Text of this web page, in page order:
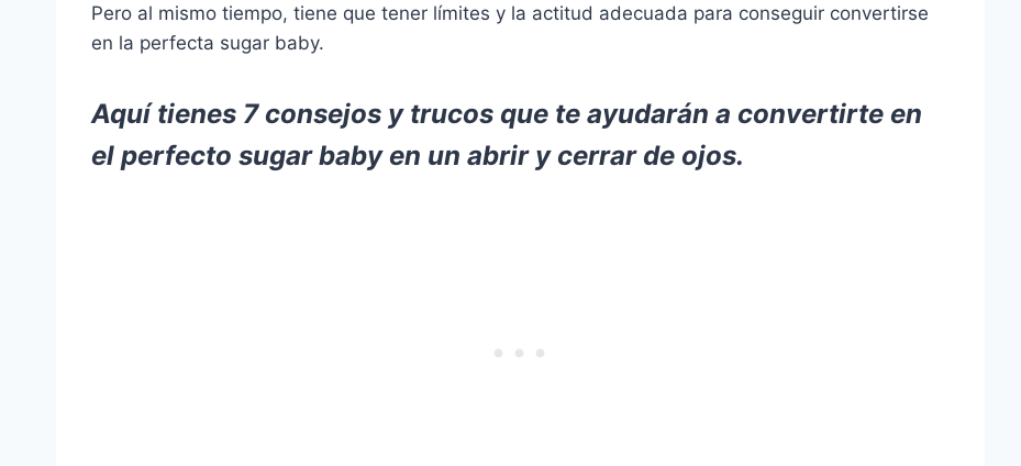
Pero al mismo tiempo, tiene que tener límites y la actitud adecuada para conseguir convertirse
en la perfecta sugar baby.
Aquí tienes 7 consejos y trucos que te ayudarán a convertirte en
el perfecto sugar baby en un abrir y cerrar de ojos.